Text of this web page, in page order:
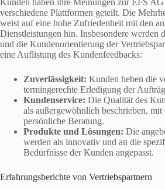
Kunden haben ihre Meinungen zur EFS
verschiedene Plattformen geteilt. Die
weist auf eine hohe Zufriedenheit mit den
Dienstleistungen hin. Insbesondere werden
und die Kundenorientierung der
eine Auflistung des Kundenfeedbacks:
Zuverlässigkeit: Kunden heben die
termingerechte Erledigung der
Kundenservice: Die Qualität des
als außergewöhnlich beschrieben,
persönliche Beratung.
Produkte und Lösungen: Die
werden als innovativ und an die
Bedürfnisse der Kunden angepasst.
Erfahrungsberichte von Vertriebspartnern